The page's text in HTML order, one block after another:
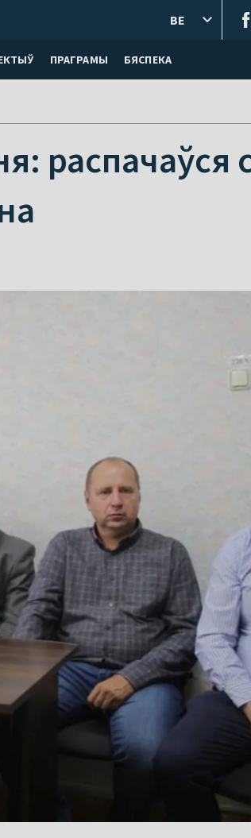
ПРАГРАМЫ БЯСПЕКА
BE
распачаўся